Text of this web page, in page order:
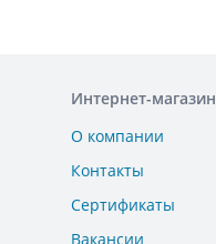
Интернет-магазин
О компании
Контакты
Сертификаты
Вакансии